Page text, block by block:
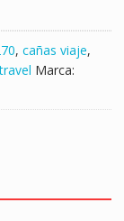
, cañas viaje,
Marca: